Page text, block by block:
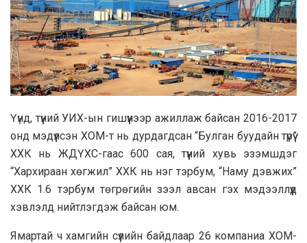
Үүнд, түүний УИХ-ын гишүүнээр ажиллаж байсан 2016-2017
онд мэдүүлсэн ХОМ-т нь дурдагдсан “Булган буудайн түрүү”
ХХК нь ЖДҮХС-гаас 600 сая, түүний хувь эзэмшдэг
“Хархираан хөгжил” ХХК нь нэг тэрбум, “Наму дэвжих”
ХХК 1.6 тэрбум төгрөгийн зээл авсан гэх мэдээллүүд
хэвлэлд нийтлэгдэж байсан юм.
Ямартай ч хамгийн сүүлийн байдлаар 26 компаниа ХОМ-